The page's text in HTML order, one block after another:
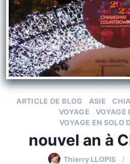
ARTICLE DE BLOG ASIE
VOYAGE
VOYAGE
VOYAGE EN SOLO
nouvel an à
Thierry LLOPIS